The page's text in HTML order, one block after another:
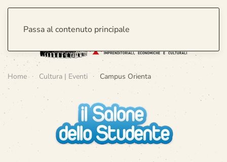
Passa al contenuto principale
Home Cultura | Eventi Campus Orienta